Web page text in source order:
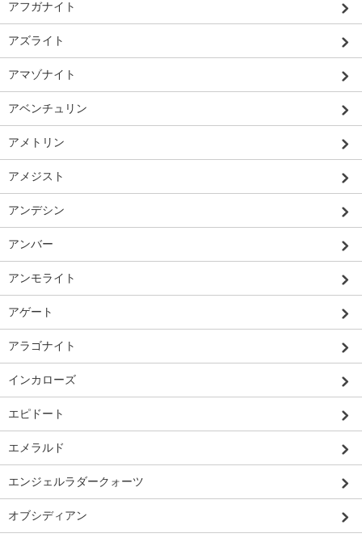
アフガナイト
アズライト
アマゾナイト
アベンチュリン
アメトリン
アメジスト
アンデシン
アンバー
アンモライト
アゲート
アラゴナイト
インカローズ
エピドート
エメラルド
エンジェルラダークォーツ
オブシディアン